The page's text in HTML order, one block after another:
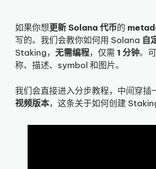
如果你想更新Solana 代币的
写的。我们会教你如何用 Solana 自
Staking， 无需编程，仅需 1 分钟。
称、描述、symbol 和图片。
我们会直接进入分步教程，中间穿插
视频版本，这条关于如何创建